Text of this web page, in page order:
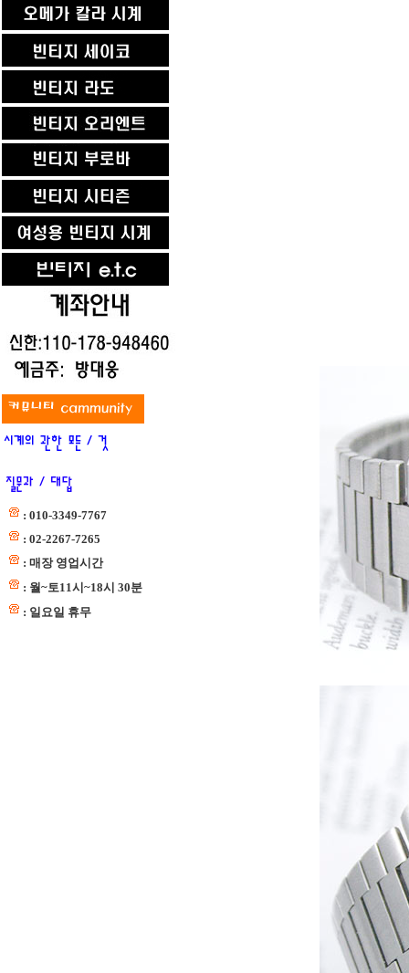
: 010-3349-7767
: 02-2267-7265
: 매장 영업시간
: 월~토11시~18시 30분
: 일요일 휴무